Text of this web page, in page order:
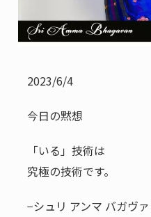
2023/6/4
今日の黙想
「いる」技術は
究極の技術です。
−シュリ アンマ バガヴ